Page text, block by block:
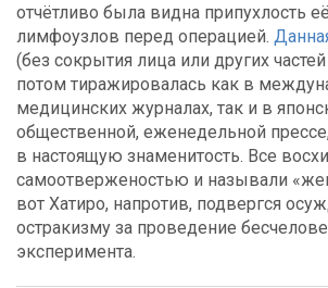
отчётливо была видна припухлость
лимфоузлов перед операцией.
(без сокрытия лица или других
потом тиражировалась как в
медицинских журналах, так и в
общественной, еженедельной
в настоящую знаменитость. Все
самоотверженостью и называли
вот Хатиро, напротив, подвергся
остракизму за проведение
эксперимента.